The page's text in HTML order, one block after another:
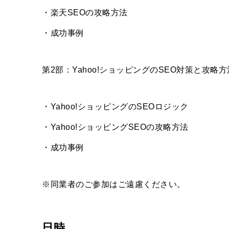
・楽天SEOの攻略方法
・成功事例
第2部：Yahoo!ショッピングのSEO対策と攻略方
・Yahoo!ショッピングのSEOロジック
・Yahoo!ショッピングSEOの攻略方法
・成功事例
※同業者のご参加はご遠慮ください。